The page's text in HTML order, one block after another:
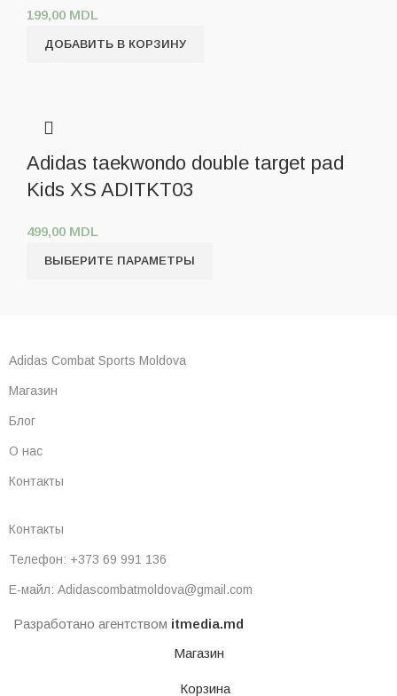
199,00 MDL
ДОБАВИТЬ В КОРЗИНУ
Adidas taekwondo double target pad
Kids XS ADITKT03
499,00 MDL
ВЫБЕРИТЕ ПАРАМЕТРЫ
Adidas Combat Sports Moldova
Магазин
Блог
О нас
Контакты
Контакты
Телефон: +373 69 991 136
Е-майл: Adidascombatmoldova@gmail.com
Разработано агентством itmedia.md
Магазин
Корзина